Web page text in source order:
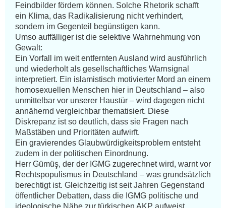
Feindbilder fördern können. Solche Rhetorik schafft
ein Klima, das Radikalisierung nicht verhindert,
sondern im Gegenteil begünstigen kann.
Umso auffälliger ist die selektive Wahrnehmung von
Gewalt:
Ein Vorfall im weit entfernten Ausland wird ausführlich
und wiederholt als gesellschaftliches Warnsignal
interpretiert. Ein islamistisch motivierter Mord an einem
homosexuellen Menschen hier in Deutschland – also
unmittelbar vor unserer Haustür – wird dagegen nicht
annähernd vergleichbar thematisiert. Diese
Diskrepanz ist so deutlich, dass sie Fragen nach
Maßstäben und Prioritäten aufwirft.
Ein gravierendes Glaubwürdigkeitsproblem entsteht
zudem in der politischen Einordnung.
Herr Gümüş, der der IGMG zugerechnet wird, warnt vor
Rechtspopulismus in Deutschland – was grundsätzlich
berechtigt ist. Gleichzeitig ist seit Jahren Gegenstand
öffentlicher Debatten, dass die IGMG politische und
ideologische Nähe zur türkischen AKP aufweist.